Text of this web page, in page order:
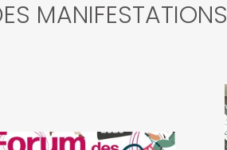
MANIFESTATIONS